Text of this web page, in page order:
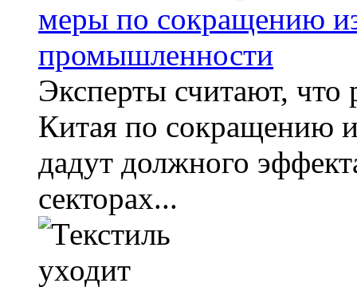
меры по сокращению
промышленности
Эксперты считают, что
Китая по сокращению
дадут должного
секторах...